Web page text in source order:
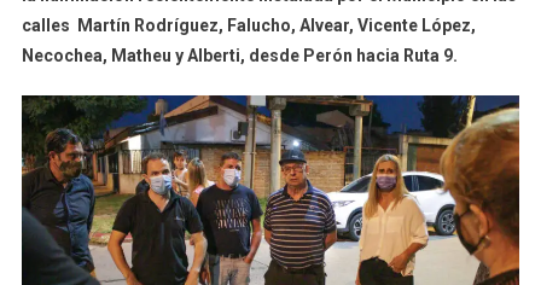
De
El
Encendido
De
La
Nueva
Luminaria
calles
Martín Rodríguez, Falucho, Alvear, Vicente López,
Necochea, Matheu y Alberti, desde Perón hacia Ruta 9.